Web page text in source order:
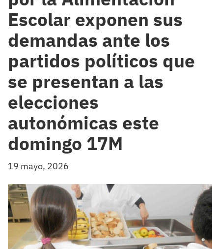
Escolar exponen sus
demandas ante los
partidos políticos que
se presentan a las
elecciones
autonómicas este
domingo 17M
19 mayo, 2026